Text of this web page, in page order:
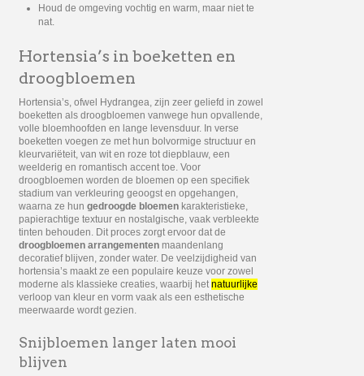
Houd de omgeving vochtig en warm, maar niet te
nat.
Hortensia’s in boeketten en
droogbloemen
Hortensia’s, ofwel Hydrangea, zijn zeer geliefd in zowel
boeketten als droogbloemen vanwege hun opvallende,
volle bloemhoofden en lange levensduur. In verse
boeketten voegen ze met hun bolvormige structuur en
kleurvariëteit, van wit en roze tot diepblauw, een
weelderig en romantisch accent toe. Voor
droogbloemen worden de bloemen op een specifiek
stadium van verkleuring geoogst en opgehangen,
waarna ze hun gedroogde bloemen karakteristieke,
papierachtige textuur en nostalgische, vaak verbleekte
tinten behouden. Dit proces zorgt ervoor dat de
droogbloemen arrangementen maandenlang
decoratief blijven, zonder water. De veelzijdigheid van
hortensia’s maakt ze een populaire keuze voor zowel
moderne als klassieke creaties, waarbij hetnatuurlijke
verloop van kleur en vorm vaak als een esthetische
meerwaarde wordt gezien.
Snijbloemen langer laten mooi
blijven